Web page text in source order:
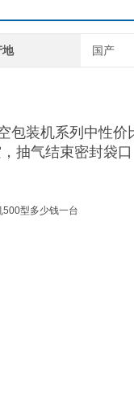
地 国产
包装机系列中性
抽气结束密封袋